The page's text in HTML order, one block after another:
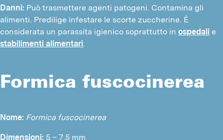
Danni: Può trasmettere agenti patogeni. Contamina gli
alimenti. Predilige infestare le scorte zuccherine. È
considerata un parassita igienico soprattutto in ospedali e
stabilimenti alimentari.
Formica fuscocinerea
Nome: Formica fuscocinerea
Dimensioni: 5 – 7,5 mm